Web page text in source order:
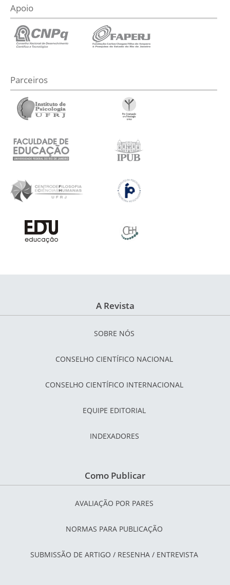
Apoio
Parceiros
A Revista
SOBRE NÓS
CONSELHO CIENTÍFICO NACIONAL
CONSELHO CIENTÍFICO INTERNACIONAL
EQUIPE EDITORIAL
INDEXADORES
Como Publicar
AVALIAÇÃO POR PARES
NORMAS PARA PUBLICAÇÃO
SUBMISSÃO DE ARTIGO / RESENHA / ENTREVISTA